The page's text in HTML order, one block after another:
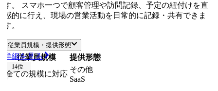
。 スマホ一つで顧客管理や訪問記録、予定の紐付けを直
的に行え、現場の営業活動を日常的に記録・共有できま
。
従業員規模・提供形態
従業員規模
提供形態
ての規模に対応
その他
SaaS
細を見る
位